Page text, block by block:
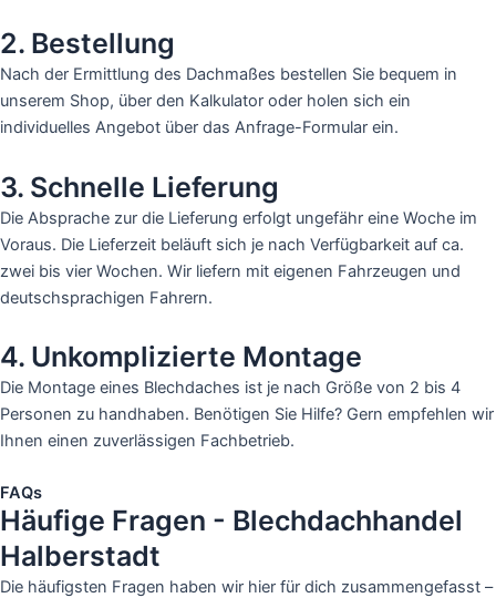
2. Bestellung
Nach der Ermittlung des Dachmaßes bestellen Sie bequem in
unserem Shop, über den Kalkulator oder holen sich ein
individuelles Angebot über das Anfrage-Formular ein.
3. Schnelle Lieferung
Die Absprache zur die Lieferung erfolgt ungefähr eine Woche im
Voraus. Die Lieferzeit beläuft sich je nach Verfügbarkeit auf ca.
zwei bis vier Wochen. Wir liefern mit eigenen Fahrzeugen und
deutschsprachigen Fahrern.
4. Unkomplizierte Montage
Die Montage eines Blechdaches ist je nach Größe von 2 bis 4
Personen zu handhaben. Benötigen Sie Hilfe? Gern empfehlen wir
Ihnen einen zuverlässigen Fachbetrieb.
FAQs
Häufige Fragen - Blechdachhandel
Halberstadt
Die häufigsten Fragen haben wir hier für dich zusammengefasst –